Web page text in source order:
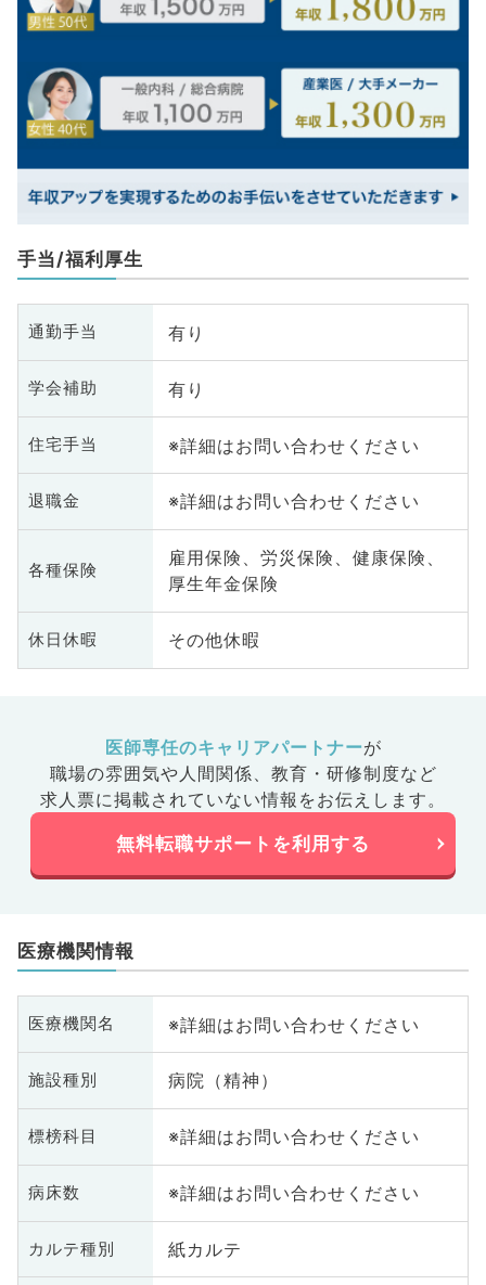
手当/福利厚生
通勤手当 有り
学会補助 有り
住宅手当 ※詳細はお問い合わせください
退職金 ※詳細はお問い合わせください
各種保険
雇用保険、労災保険、健康保険、
厚生年金保険
休日休暇 その他休暇
医師専任のキャリアパートナーが
職場の雰囲気や人間関係、 教育・研修制度など
求人票に掲載されていない情報をお伝えします。
無料転職サポートを利用する
医療機関情報
医療機関名 ※詳細はお問い合わせください
施設種別 病院（精神）
標榜科目 ※詳細はお問い合わせください
病床数 ※詳細はお問い合わせください
カルテ種別 紙カルテ